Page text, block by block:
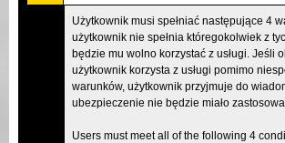
Użytkownik musi spełniać następujące 4
użytkownik nie spełnia któregokolwiek z
będzie mu wolno korzystać z usługi. Jeśli
użytkownik korzysta z usługi pomimo
warunków, użytkownik przyjmuje do
ubezpieczenie nie będzie miało
Users must meet all of the following 4